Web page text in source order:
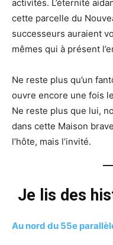
activités. L’éternité
cette parcelle du
successeurs auraient
mêmes qui à présent
Ne reste plus qu’un
ouvre encore une fois
Ne reste plus que lui,
dans cette Maison
l’hôte, mais l’invité.
Je lis des
Au nord du 55e